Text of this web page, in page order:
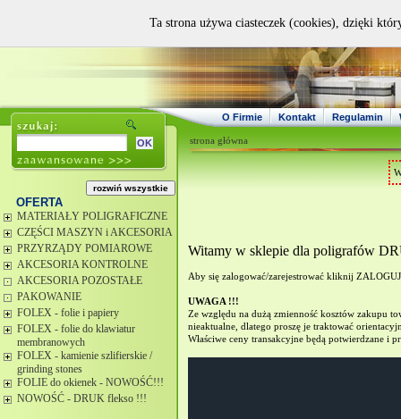
O Firmie Kontakt Regulamin
OFERTA
MATERIAŁY POLIGRAFICZNE
CZĘŚCI MASZYN i AKCESORIA
PRZYRZĄDY POMIAROWE
AKCESORIA KONTROLNE
AKCESORIA POZOSTAŁE
PAKOWANIE
FOLEX - folie i papiery
FOLEX - folie do klawiatur
membranowych
FOLEX - kamienie szlifierskie /
grinding stones
FOLIE do okienek - NOWOŚĆ!!!
NOWOŚĆ - DRUK flekso !!!
strona główna
Witamy w sklepie dla poligrafów
Aby się zalogować/zarejestrować kliknij
UWAGA !!!
Ze względu na dużą zmienność kosztów zakupu
nieaktualne, dlatego proszę je traktować
Właściwe ceny transakcyjne będą potwierdzane i
Ta strona używa ciasteczek (cookies), dzięki